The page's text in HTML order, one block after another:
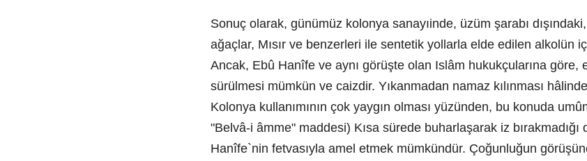
Sonuç olarak, günümüz kolonya sanayıinde, üzüm şarabı
ağaçlar, Mısır ve benzerleri ile sentetik yollarla elde edilen alkolün
Ancak, Ebû Hanîfe ve aynı görüşte olan Islâm hukukçularına göre,
sürülmesi mümkün ve caizdir. Yıkanmadan namaz kılınması
Kolonya kullanımının çok yaygın olması yüzünden, bu konuda
"Belvâ-i âmme" maddesi) Kısa sürede buharlaşarak iz bırakmadığı
Hanîfe`nin fetvasıyla amel etmek mümkündür. Çoğunluğun